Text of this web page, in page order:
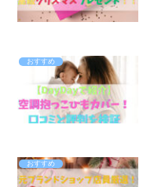
おすすめ
おすすめ